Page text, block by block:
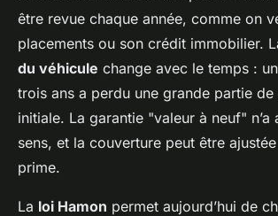
être revue chaque année, comme on
placements ou son crédit immobilier.
du véhicule change avec le temps :
trois ans a perdu une grande partie de
initiale. La garantie "valeur à neuf" n’a
sens, et la couverture peut être
prime.
La loi Hamon permet aujourd’hui de